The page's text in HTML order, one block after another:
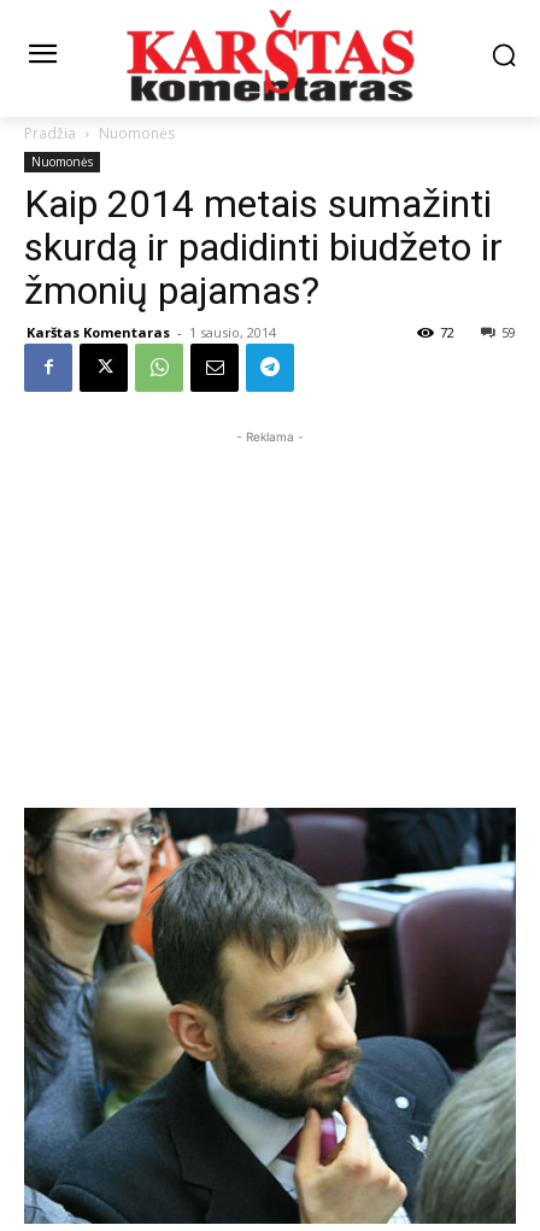
Pradžia Nuomonės
Nuomonės
Kaip 2014 metais sumažinti
skurdą ir padidinti biudžeto ir
žmonių pajamas?
Karštas Komentaras - 1 sausio, 2014 59
72
- Reklama -